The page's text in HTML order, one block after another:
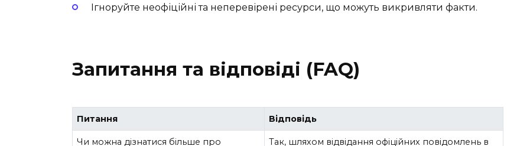
Ігноруйте неофіційні та неперевірені ресурси, що можуть викривляти факти.
Запитання та відповіді (FAQ)
Питання Відповідь
Чи можна дізнатися більше про Так, шляхом відвідання офіційних повідомлень в